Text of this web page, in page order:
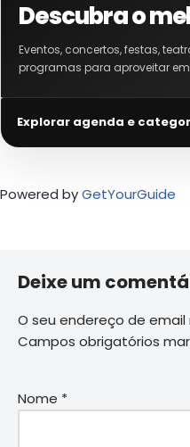
Descubra o
Eventos, concertos, festas,
programas para aproveitar
Explorar agenda e
Powered byGetYourGuide
Deixe um
O seu endereço de
Campos obrigatórios
Nome *